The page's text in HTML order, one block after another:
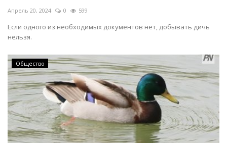
Апрель 20, 2024 0 599
Если одного из необходимых документов нет, добывать дичь
нельзя.
Общество